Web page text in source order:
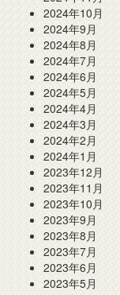
2024年10月
2024年9月
2024年8月
2024年7月
2024年6月
2024年5月
2024年4月
2024年3月
2024年2月
2024年1月
2023年12月
2023年11月
2023年10月
2023年9月
2023年8月
2023年7月
2023年6月
2023年5月